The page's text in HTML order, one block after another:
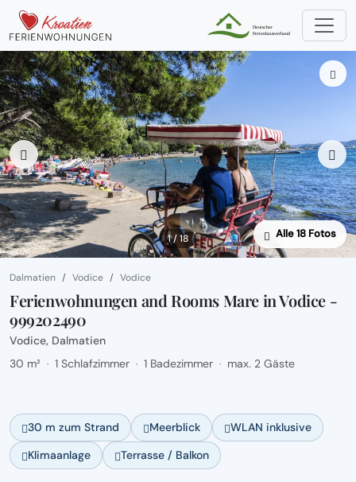
1 / 18 Alle 18 Fotos
Dalmatien Vodice Vodice
Ferienwohnungen and Rooms Mare in Vodice -
999202490
Vodice, Dalmatien
30 m² · 1 Schlafzimmer · 1 Badezimmer · max. 2 Gäste
30 m zum Strand Meerblick
WLAN inklusive
Klimaanlage
Terrasse / Balkon